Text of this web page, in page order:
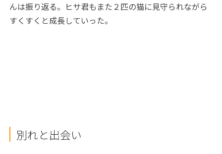
んは振り返る。ヒサ君もまた２匹の猫に見守られながら
すくすくと成長していった。
別れと出会い